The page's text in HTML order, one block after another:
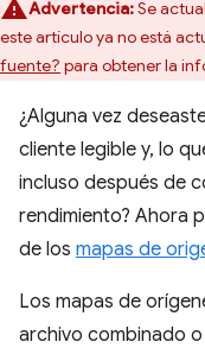
Advertencia:Se
este artículo ya no está
fuente? para obtener la
¿Alguna vez
cliente legible y, lo
incluso después de
rendimiento? Ahora
de los mapas de
Los mapas de
archivo combinado